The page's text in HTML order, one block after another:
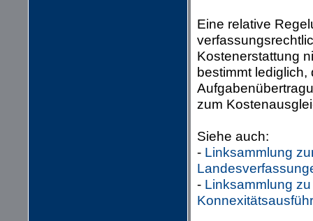
Eine relative
Kostenerstattung
bestimmt
zum
Siehe auch:
- Linksammlung
- Linksammlung